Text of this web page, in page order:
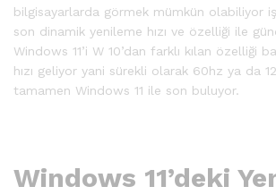
bilgisayarlarda görmek mümkün olabiliyor
son dinamik yenileme hızı ve özelliği ile
Windows 11’i W 10’dan farklı kılan özelliği
hızı geliyor yani sürekli olarak 60hz ya da
tamamen Windows 11 ile son buluyor.
Windows 11’deki